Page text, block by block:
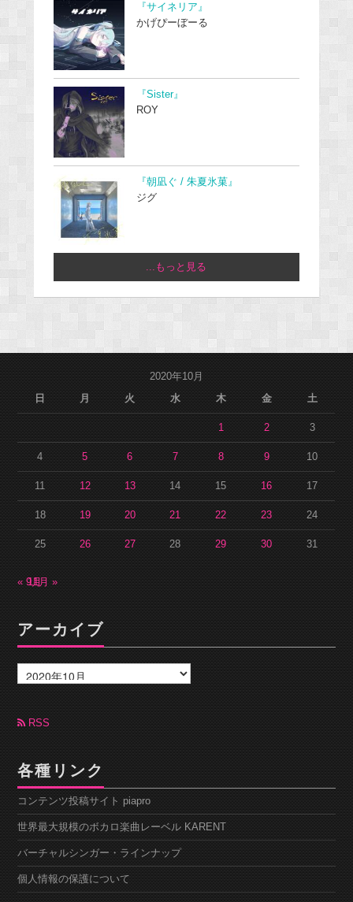
『サイネリア』
かげぴーぼーる
『Sister』
ROY
『朝凪ぐ / 朱夏氷菓』
ジグ
...もっと見る
2020年10月
日
月 火 水 木 金 土
1 2 3
4 5 6 7 8 9 10
11 12 13 14 15 16 17
18 19 20 21 22 23 24
25 26 27 28 29 30 31
« 9月
11月 »
アーカイブ
ー
カ
ブ RSS
各種リンク
コンテンツ投稿サイト piapro
世界最大規模のボカロ楽曲レーベル KARENT
バーチャルシンガー・ラインナップ
個人情報の保護について